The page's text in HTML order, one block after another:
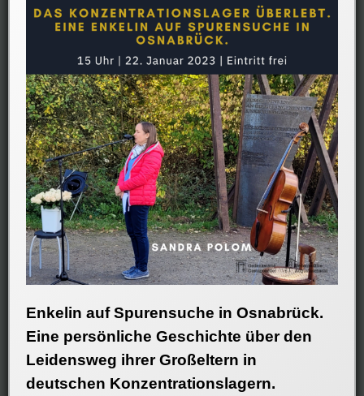
Enkelin auf Spurensuche in Osnabrück.
Eine persönliche Geschichte über den
Leidensweg ihrer Großeltern in
deutschen Konzentrationslagern.